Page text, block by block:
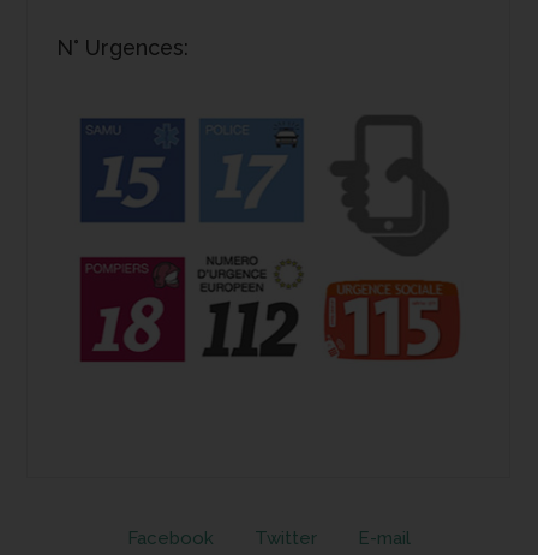
N° Urgences:
Facebook Twitter E-mail